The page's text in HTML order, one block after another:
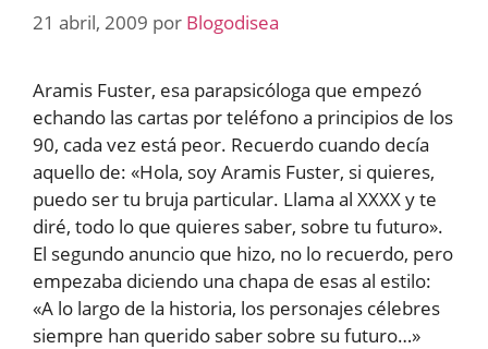
21 abril, 2009 por Blogodisea
Aramis Fuster, esa parapsicóloga que empezó
echando las cartas por teléfono a principios de los
90, cada vez está peor. Recuerdo cuando decía
aquello de: «Hola, soy Aramis Fuster, si quieres,
puedo ser tu bruja particular. Llama al XXXX y te
diré, todo lo que quieres saber, sobre tu futuro».
El segundo anuncio que hizo, no lo recuerdo, pero
empezaba diciendo una chapa de esas al estilo:
«A lo largo de la historia, los personajes célebres
siempre han querido saber sobre su futuro…»